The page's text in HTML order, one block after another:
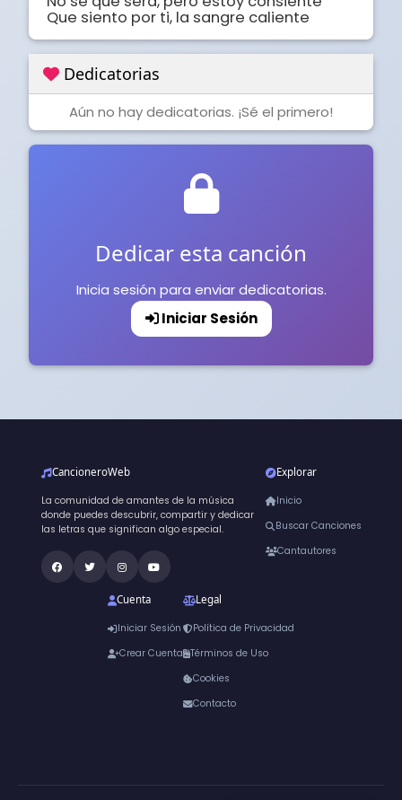
Que siento por ti, la sangre caliente
Dedicatorias
Aún no hay dedicatorias. ¡Sé el primero!
Dedicar esta canción
Inicia sesión para enviar dedicatorias.
Iniciar Sesión
CancioneroWeb
La comunidad de amantes de la música
donde puedes descubrir, compartir y dedicar
las letras que significan algo especial.
Explorar
Inicio
Buscar Canciones
Cantautores
Cuenta
Iniciar Sesión
Crear Cuenta
Legal
Política de Privacidad
Términos de Uso
Cookies
Contacto